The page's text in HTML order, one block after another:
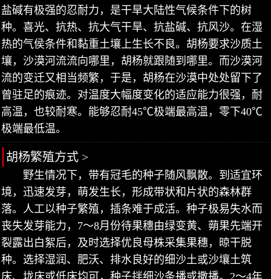
盐碱有极强的忍耐力，是干旱大陆性气候条件下的树
种。喜光、抗热、抗大气干旱、抗盐碱、抗风沙。在湿
热的气侯条件和黏重土壤上生长不良。胡杨要求沙质土
壤，沙漠河流流向哪里，胡杨就跟随到哪里。而沙漠河
流的变迁又相当频繁，于是，胡杨在沙漠中处处留下了
曾驻足的痕迹。对温度大幅度变化的适应能力很强，耐
高温，也较耐寒。能够忍耐45℃极端最高温，零下40℃
极端最低温。
胡杨繁殖方式 >
野生情况下，带有冠毛的种子随风飘散。到适宜环
境，迅速发芽，萌发生长，形成带状和片状的森林群
落。人工以种子繁殖，插条难于成活。种子极易失水而
丧失发芽能力，7～8月份待果穗由绿变黄、蒴果先端开
裂露出白絮后，及时选择优良母株采集果穗，晾干脱
种。选择湿润、肥沃、排水良好的细沙土或沙壤土筑
床、垅床或低床均可，种子拌细沙条播或撒播。2～4年